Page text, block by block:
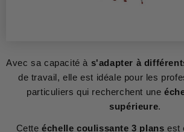
Avec sa capacité à s'adapter à
de travail, elle est idéale pour les
particuliers qui recherchent une
supérieure.
Cetteéchelle coulissante 3 plans est